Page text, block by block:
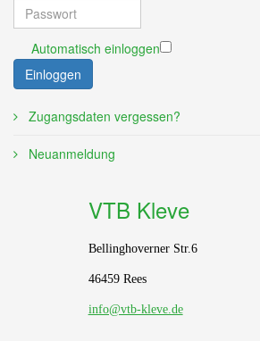
Automatisch einloggen
Einloggen
Zugangsdaten vergessen?
Neuanmeldung
VTB Kleve
Bellinghoverner Str.6
46459 Rees
info@vtb-kleve.de